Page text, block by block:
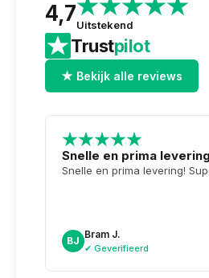
4,7Uitstekend
Trustpilot
★ Bekijk alle reviews
Snelle en prima
Snelle en prima levering!
BJ
Bram J.
✔ Geverifieerd